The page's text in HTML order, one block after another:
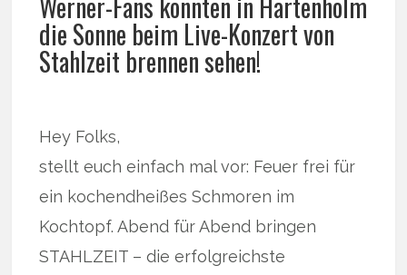
die Sonne beim Live-Konzert von
Stahlzeit brennen sehen!
Hey Folks,
stellt euch einfach mal vor: Feuer frei für
ein kochendheißes Schmoren im
Kochtopf. Abend für Abend bringen
STAHLZEIT – die erfolgreichste